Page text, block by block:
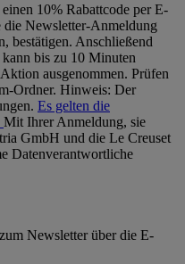
10% Rabattcode per E-
die Newsletter-Anmeldung
bestätigen. Anschließend
bis zu 10 Minuten
ausgenommen. Prüfen
Ordner. Hinweis: Der
Es gelten die
Mit Ihrer Anmeldung, sie
GmbH und die Le Creuset
Datenverantwortliche
Newsletter über die E-